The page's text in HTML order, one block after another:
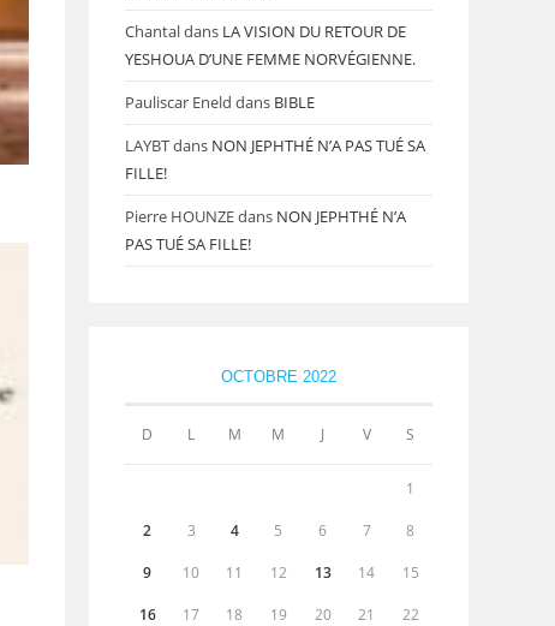
Chantaldans LA VISION DU RETOUR DE
YESHOUA D’UNE FEMME NORVÉGIENNE.
Pauliscar Eneld dans BIBLE
LAYBTdans NON JEPHTHÉ N’A PAS TUÉ SA
FILLE!
Pierre HOUNZEdans NON JEPHTHÉ N’A
PAS TUÉ SA FILLE!
OCTOBRE 2022
D L M M J V S
1
2 3 4 5 6 7 8
9 10 11 12 13 14 15
16 17 18 19 20 21 22